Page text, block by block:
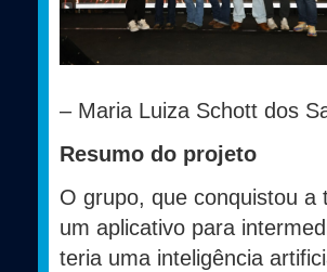
– Maria Luiza Schott dos
Resumo do projeto
O grupo, que conquistou
um aplicativo para
teria uma inteligência